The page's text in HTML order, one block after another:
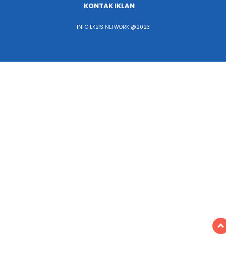
KONTAK IKLAN
INFO EKBIS NETWORK @2023